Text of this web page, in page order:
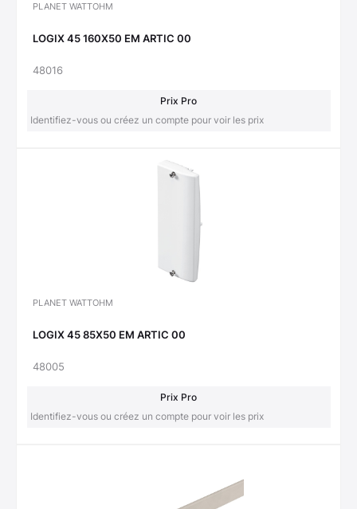
PLANET WATTOHM
LOGIX 45 160X50 EM ARTIC 00
48016
Prix Pro
Identifiez-vous ou créez un compte pour voir les prix
PLANET WATTOHM
LOGIX 45 85X50 EM ARTIC 00
48005
Prix Pro
Identifiez-vous ou créez un compte pour voir les prix